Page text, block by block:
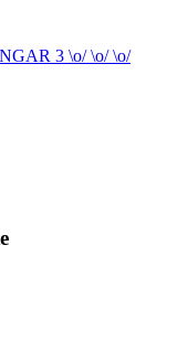
3 \o/ \o/ \o/